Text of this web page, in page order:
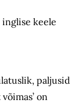
keele
paljusid
on